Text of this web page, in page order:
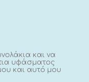
και να
υφάσματος
και αυτό μου